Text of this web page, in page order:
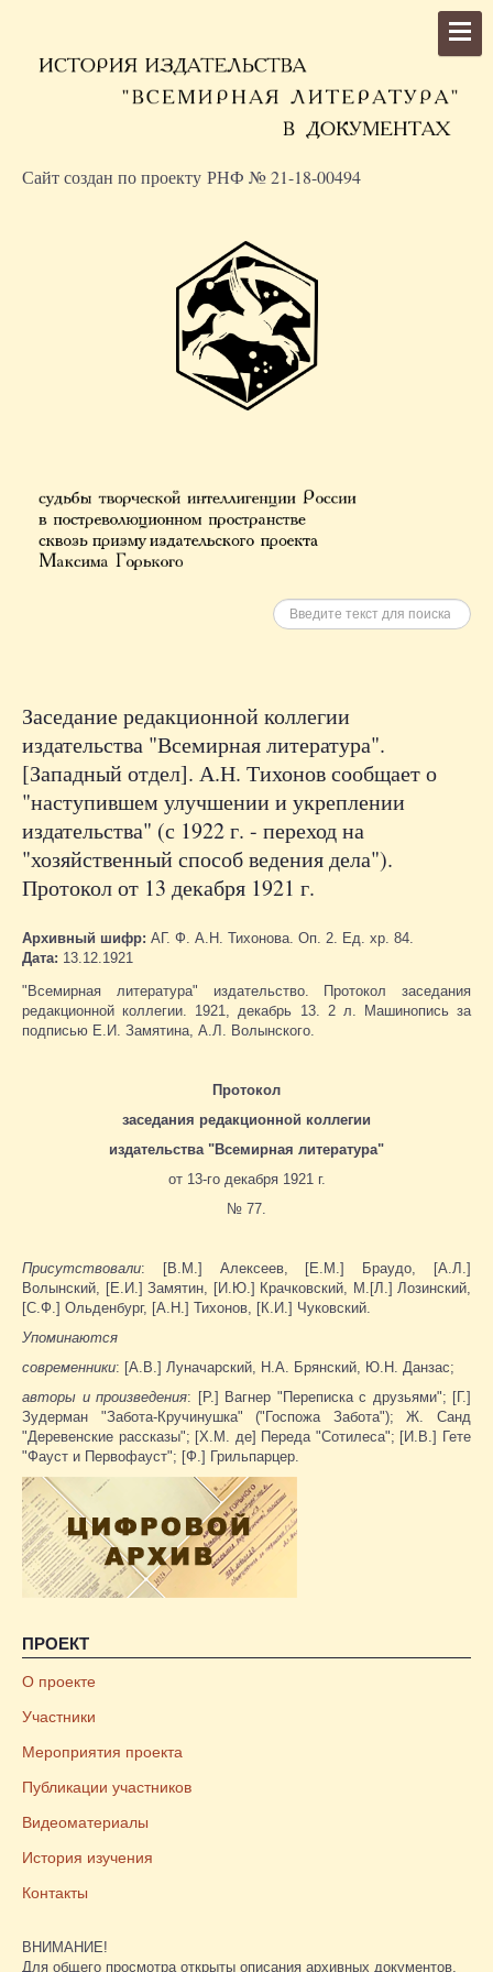
Сайт создан по проекту РНФ № 21-18-00494
Искать
Заседание редакционной коллегии
издательства "Всемирная литература".
[Западный отдел]. А.Н. Тихонов сообщает о
"наступившем улучшении и укреплении
издательства" (с 1922 г. - переход на
"хозяйственный способ ведения дела").
Протокол от 13 декабря 1921 г.
Архивный шифр: АГ. Ф. А.Н. Тихонова. Оп. 2. Ед. хр. 84.
Дата: 13.12.1921
"Всемирная литература" издательство. Протокол заседания
редакционной коллегии. 1921, декабрь 13. 2 л. Машинопись за
подписью Е.И. Замятина, А.Л. Волынского.
Протокол
заседания редакционной коллегии
издательства "Всемирная литература"
от 13-го декабря 1921 г.
№ 77.
Присутствовали: [В.М.] Алексеев, [Е.М.] Браудо, [А.Л.]
Волынский, [Е.И.] Замятин, [И.Ю.] Крачковский, М.[Л.] Лозинский,
[С.Ф.] Ольденбург, [А.Н.] Тихонов, [К.И.] Чуковский.
Упоминаются
современники: [А.В.] Луначарский, Н.А. Брянский, Ю.Н. Данзас;
авторы и произведения: [Р.] Вагнер "Переписка с друзьями"; [Г.]
Зудерман "Забота-Кручинушка" ("Госпожа Забота"); Ж. Санд
"Деревенские рассказы"; [Х.М. де] Переда "Сотилеса"; [И.В.] Гете
"Фауст и Первофауст"; [Ф.] Грильпарцер.
ПРОЕКТ
О проекте
Участники
Мероприятия проекта
Публикации участников
Видеоматериалы
История изучения
Контакты
ВНИМАНИЕ!
Для общего просмотра открыты описания архивных документов.